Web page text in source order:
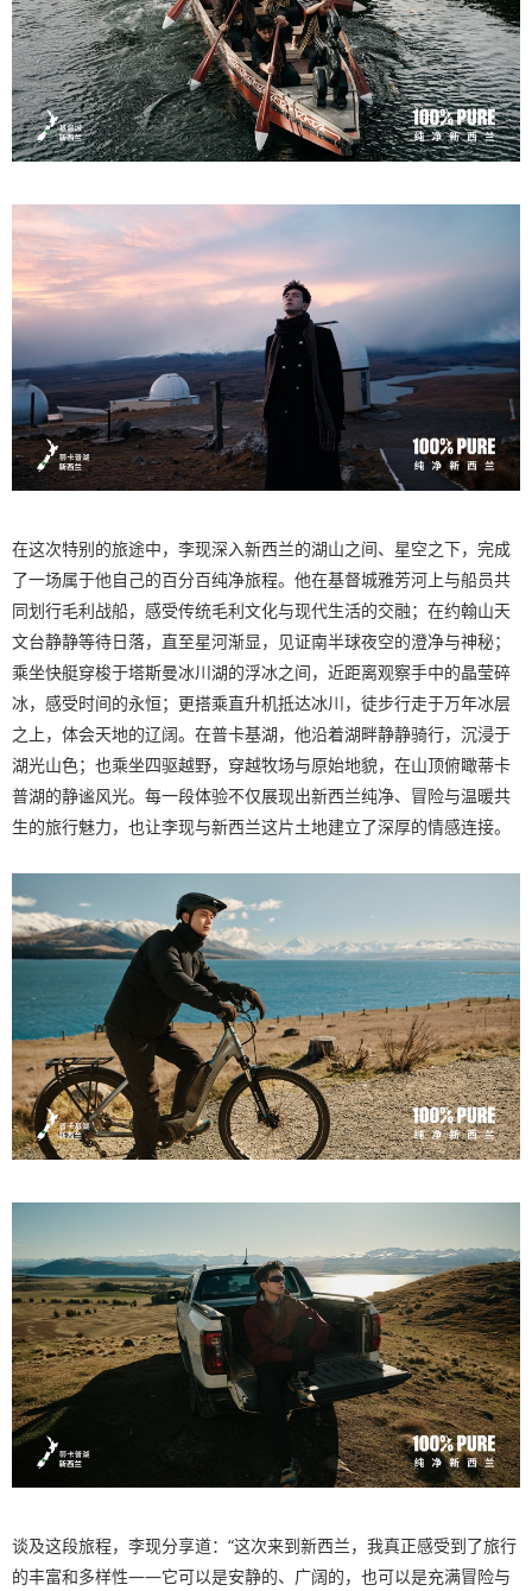
在这次特别的旅途中，李现深入新西兰的湖山之间、星空之下，完成
了一场属于他自己的百分百纯净旅程。他在基督城雅芳河上与船员共
同划行毛利战船，感受传统毛利文化与现代生活的交融；在约翰山天
文台静静等待日落，直至星河渐显，见证南半球夜空的澄净与神秘；
乘坐快艇穿梭于塔斯曼冰川湖的浮冰之间，近距离观察手中的晶莹碎
冰，感受时间的永恒；更搭乘直升机抵达冰川，徒步行走于万年冰层
之上，体会天地的辽阔。在普卡基湖，他沿着湖畔静静骑行，沉浸于
湖光山色；也乘坐四驱越野，穿越牧场与原始地貌，在山顶俯瞰蒂卡
普湖的静谧风光。每一段体验不仅展现出新西兰纯净、冒险与温暖共
生的旅行魅力，也让李现与新西兰这片土地建立了深厚的情感连接。
谈及这段旅程，李现分享道：“这次来到新西兰，我真正感受到了旅行
的丰富和多样性——它可以是安静的、广阔的，也可以是充满冒险与